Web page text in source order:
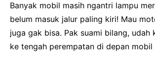
Banyak mobil masih ngantri lampu
belum masuk jalur paling kiri! Mau
juga gak bisa. Pak suami bilang, udah
ke tengah perempatan di depan mobil